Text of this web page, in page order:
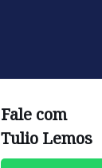
Fale com
Tulio Lemos